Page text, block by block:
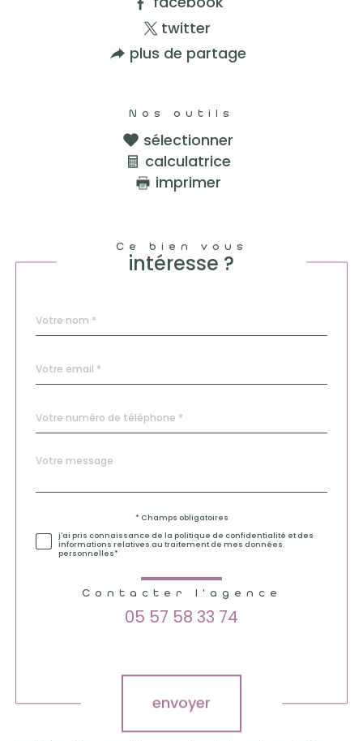
twitter
plus de partage
Nos outils
sélectionner
calculatrice
imprimer
Ce bien vous
intéresse ?
par
*
*
*
Fieldset
Message
*
* Champs obligatoires
j'ai pris connaissance de la politique de confidentialité et des
informations relatives au traitement de mes données
personnelles*
Contacter l'agence
05 57 58 33 74
envoyer